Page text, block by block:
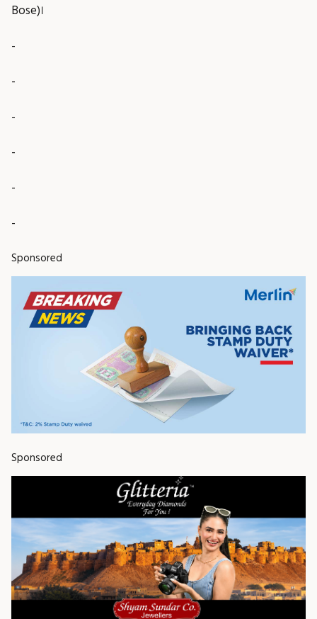
Bose)।
-
-
-
-
-
-
Sponsored
Sponsored